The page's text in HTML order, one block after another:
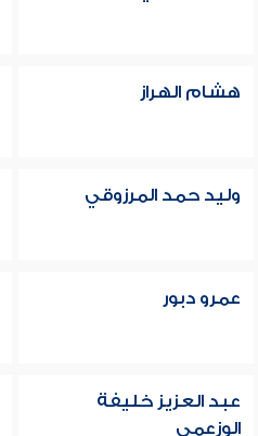
هشام الهراز
وليد حمد المرزوقي
عمرو دبور
عبد العزيز خليفة
الوزعمي